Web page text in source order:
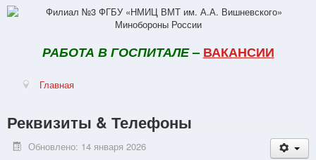
РАБОТА В ГОСПИТАЛЕ– ВАКАНСИИ
Главная
Реквизиты & Телефоны
Обновлено: 14 января 2026